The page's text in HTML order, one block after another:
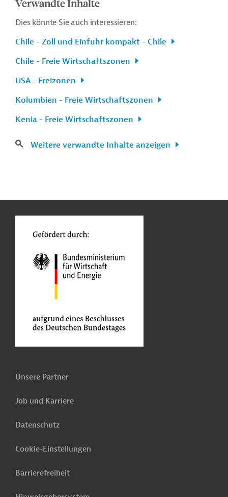
Dies könnte Sie auch interessieren:
Chile - Zoll und Einfuhr kompakt - Chile
Chile - Freie Wirtschaftszonen
USA - Freizonen
Kolumbien - Freie Wirtschaftszonen
Kenia - Freie Wirtschaftszonen
Weitere verwandte Inhalte anzeigen
Unsere Partner
Job und Karriere
Datenschutz
Cookie-Einstellungen
Barrierefreiheit